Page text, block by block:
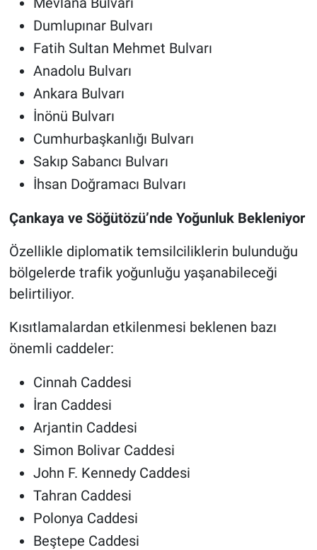
Dumlupınar Bulvarı
Fatih Sultan Mehmet Bulvarı
Anadolu Bulvarı
Ankara Bulvarı
İnönü Bulvarı
Cumhurbaşkanlığı Bulvarı
Sakıp Sabancı Bulvarı
İhsan Doğramacı Bulvarı
Çankaya ve Söğütözü’nde Yoğunluk Bekleniyor
Özellikle diplomatik temsilciliklerin bulunduğu
bölgelerde trafik yoğunluğu yaşanabileceği
belirtiliyor.
Kısıtlamalardan etkilenmesi beklenen bazı
önemli caddeler:
Cinnah Caddesi
İran Caddesi
Arjantin Caddesi
Simon Bolivar Caddesi
John F. Kennedy Caddesi
Tahran Caddesi
Polonya Caddesi
Beştepe Caddesi